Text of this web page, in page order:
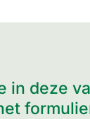
in deze